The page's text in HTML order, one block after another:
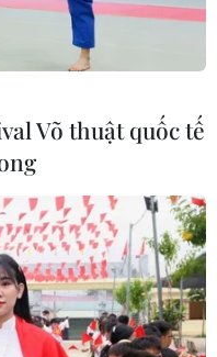
Thí điểm
20/10
Võ thuật quốc tế